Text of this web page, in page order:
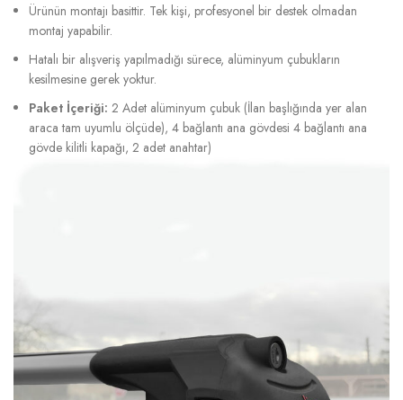
Ürünün montajı basittir. Tek kişi, profesyonel bir destek olmadan
montaj yapabilir.
Hatalı bir alışveriş yapılmadığı sürece, alüminyum çubukların
kesilmesine gerek yoktur.
Paket İçeriği: 2 Adet alüminyum çubuk (İlan başlığında yer alan
araca tam uyumlu ölçüde), 4 bağlantı ana gövdesi 4 bağlantı ana
gövde kilitli kapağı, 2 adet anahtar)